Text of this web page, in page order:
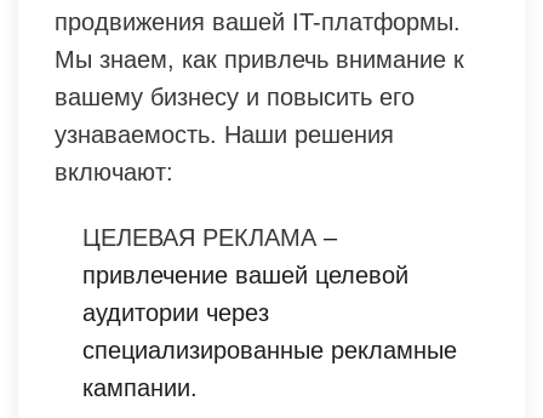
продвижения вашей IT-платформы.
Мы знаем, как привлечь внимание к
вашему бизнесу и повысить его
узнаваемость. Наши решения
включают:
ЦЕЛЕВАЯ РЕКЛАМА –
привлечение вашей целевой
аудитории через
специализированные рекламные
кампании.